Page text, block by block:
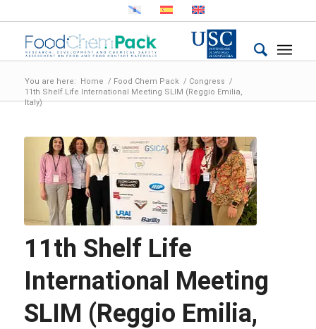
You are here: Home / Food Chem Pack / Congress /
11th Shelf Life International Meeting SLIM (Reggio Emilia,
Italy)
11th Shelf Life
International Meeting
SLIM (Reggio Emilia,